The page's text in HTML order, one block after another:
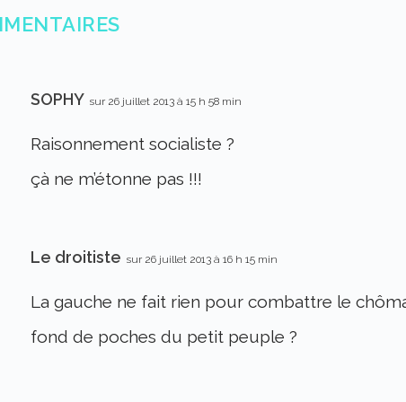
SOPHY sur 26 juillet 2013 à 15 h 58 min
Raisonnement socialiste ?
çà ne m’étonne pas !!!
Le droitiste sur 26 juillet 2013 à 16 h 15 min
La gauche ne fait rien pour combattre le
fond de poches du petit peuple ?